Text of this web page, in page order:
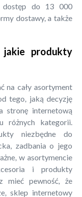
dostęp do 13 000
dostawy, a także
produkty
na cały asortyment
tego, jaką decyzję
stronę internetową
różnych kategorii.
niezbędne do
zadbania o jego
w asortymencie
i produkty
mieć pewność, że
sklep internetowy